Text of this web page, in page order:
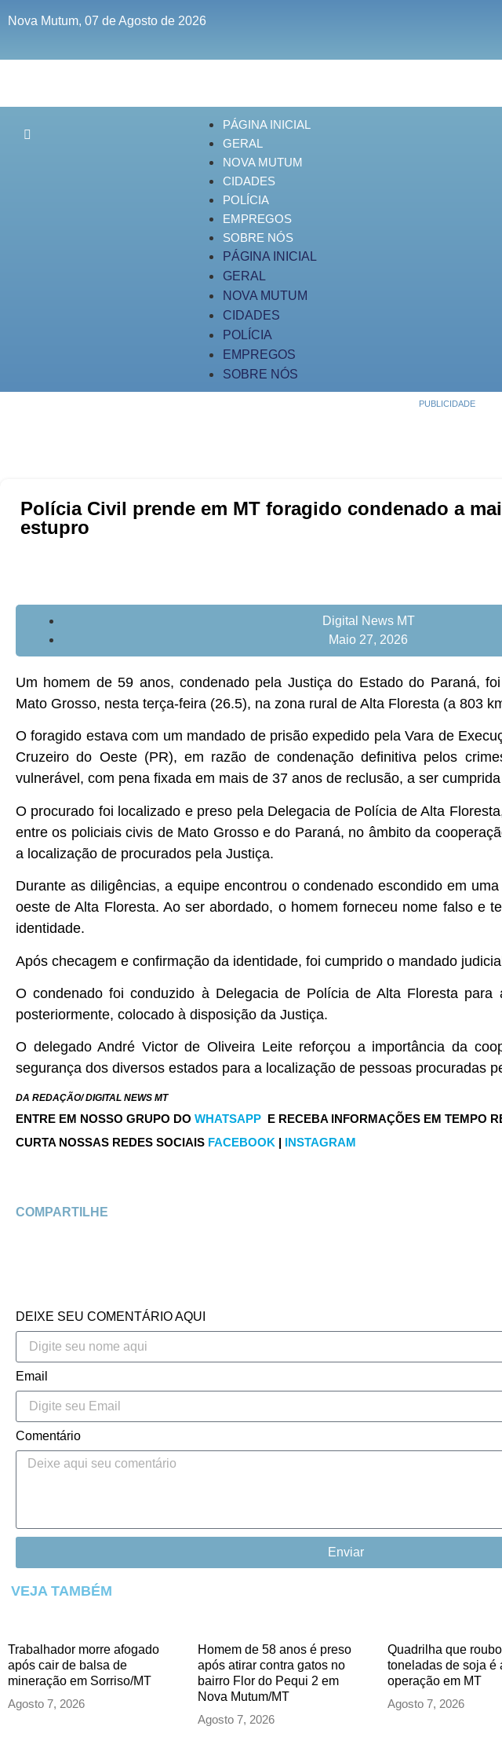
Nova Mutum, 07 de Agosto de 2026
PÁGINA INICIAL
GERAL
NOVA MUTUM
CIDADES
POLÍCIA
EMPREGOS
SOBRE NÓS
PÁGINA INICIAL
GERAL
NOVA MUTUM
CIDADES
POLÍCIA
EMPREGOS
SOBRE NÓS
PUBLICIDADE
Polícia Civil prende em MT foragido condenado a
estupro
Digital News MT
Maio 27, 2026
Um homem de 59 anos, condenado pela Justiça do Estado do Paraná,
Mato Grosso, nesta terça-feira (26.5), na zona rural de Alta Floresta (a 803
O foragido estava com um mandado de prisão expedido pela Vara de
Cruzeiro do Oeste (PR), em razão de condenação definitiva pelos
vulnerável, com pena fixada em mais de 37 anos de reclusão, a ser
O procurado foi localizado e preso pela Delegacia de Polícia de Alta
entre os policiais civis de Mato Grosso e do Paraná, no âmbito da
a localização de procurados pela Justiça.
Durante as diligências, a equipe encontrou o condenado escondido em
oeste de Alta Floresta. Ao ser abordado, o homem forneceu nome falso e
identidade.
Após checagem e confirmação da identidade, foi cumprido o mandado
O condenado foi conduzido à Delegacia de Polícia de Alta Floresta para
posteriormente, colocado à disposição da Justiça.
O delegado André Victor de Oliveira Leite reforçou a importância da
segurança dos diversos estados para a localização de pessoas procuradas
DA REDAÇÃO/ DIGITAL NEWS MT
ENTRE EM NOSSO GRUPO DO WHATSAPP E RECEBA INFORMAÇÕES EM TEMPO
CURTA NOSSAS REDES SOCIAIS FACEBOOK | INSTAGRAM
COMPARTILHE
DEIXE SEU COMENTÁRIO AQUI
Email
Comentário
Enviar
VEJA TAMBÉM
Trabalhador morre afogado
após cair de balsa de
mineração em Sorriso/MT
Agosto 7, 2026
Homem de 58 anos é preso
após atirar contra gatos no
bairro Flor do Pequi 2 em
Nova Mutum/MT
Agosto 7, 2026
Quadrilha que
toneladas de soja é
operação em MT
Agosto 7, 2026